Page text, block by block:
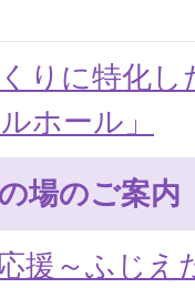
りに特化し
ホール」
場のご案内
援～ふじえ